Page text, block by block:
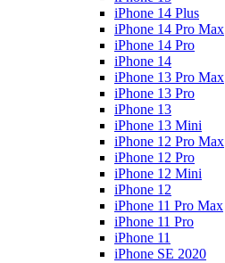
iPhone 14 Plus
iPhone 14 Pro Max
iPhone 14 Pro
iPhone 14
iPhone 13 Pro Max
iPhone 13 Pro
iPhone 13
iPhone 13 Mini
iPhone 12 Pro Max
iPhone 12 Pro
iPhone 12 Mini
iPhone 12
iPhone 11 Pro Max
iPhone 11 Pro
iPhone 11
iPhone SE 2020